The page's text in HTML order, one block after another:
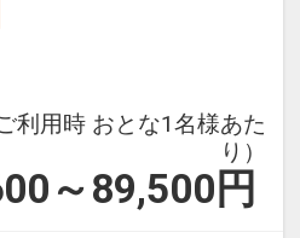
ス番号：DP-1-
有名です。旅のお食
理をお召し上がりく
堀川を、船頭さんのガ
で約５０分かけてゆ
せん。
エスト
利用時 おとな1名様あた
り）
～89,500 円